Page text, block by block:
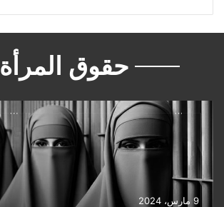
حقوق المرأة
9 مارس، 2024